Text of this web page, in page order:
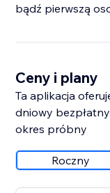
bądź pierwszą
Ceny i plany
Ta aplikacja
dniowy bezpłatny
okres próbny
Roczny